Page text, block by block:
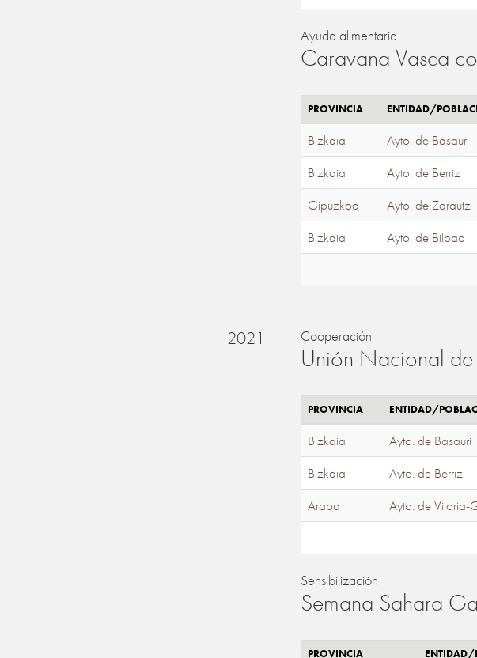
Ayuda alimentaria
Caravana Vasca
PROVINCIA ENTIDAD/
Bizkaia Ayto. de Basauri
Bizkaia
Ayto. de Berriz
Gipuzkoa
Ayto. de Zarautz
Bizkaia
Ayto. de Bilbao
2021 Cooperación
Unión Nacional
PROVINCIA ENTIDAD/
Bizkaia Ayto. de Basauri
Bizkaia
Ayto. de Berriz
Araba
Ayto. de Vitoria-
Sensibilización
Semana Sahara
PROVINCIA ENTIDAD/